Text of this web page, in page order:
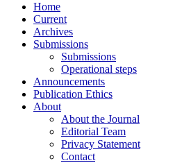
Home
Current
Archives
Submissions
Submissions
Operational steps
Announcements
Publication Ethics
About
About the Journal
Editorial Team
Privacy Statement
Contact